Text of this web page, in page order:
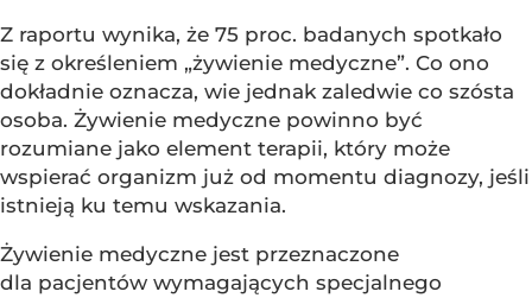
Z raportu wynika, że 75 proc. badanych spotkało
się z określeniem „żywienie medyczne”. Co ono
dokładnie oznacza, wie jednak zaledwie co szósta
osoba. Żywienie medyczne powinno być
rozumiane jako element terapii, który może
wspierać organizm już od momentu diagnozy, jeśli
istnieją ku temu wskazania.
Żywienie medyczne jest przeznaczone
dla pacjentów wymagających specjalnego